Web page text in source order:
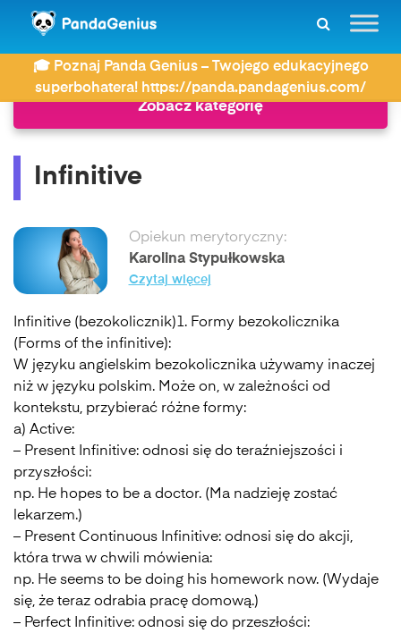
🎓 Poznaj Panda Genius – Twojego edukacyjnego
superbohatera! https://panda.pandagenius.com/
ZDAY Język angielski Infinitive
Zobacz kategorię
Infinitive
Opiekun merytoryczny:
Karolina Stypułkowska
Czytaj więcej
Infinitive (bezokolicznik)1. Formy bezokolicznika
(Forms of the infinitive):
W języku angielskim bezokolicznika używamy inaczej
niż w języku polskim. Może on, w zależności od
kontekstu, przybierać różne formy:
a) Active:
– Present Infinitive: odnosi się do teraźniejszości i
przyszłości:
np. He hopes to be a doctor. (Ma nadzieję zostać
lekarzem.)
– Present Continuous Infinitive: odnosi się do akcji,
która trwa w chwili mówienia:
np. He seems to be doing his homework now. (Wydaje
się, że teraz odrabia pracę domową.)
– Perfect Infinitive: odnosi się do przeszłości: